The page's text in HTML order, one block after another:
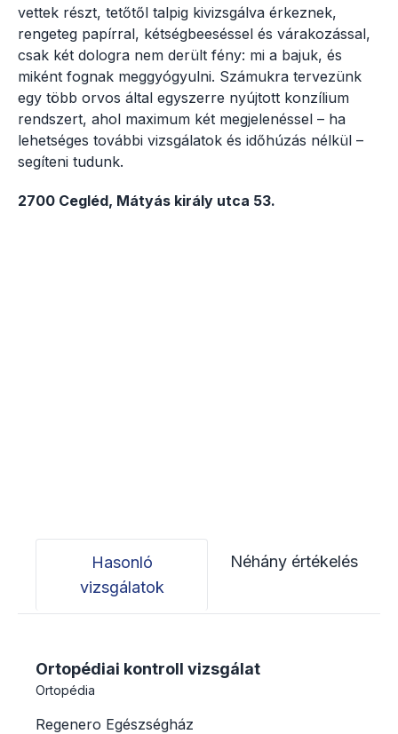
vettek részt, tetőtől talpig kivizsgálva érkeznek,
rengeteg papírral, kétségbeeséssel és várakozással,
csak két dologra nem derült fény: mi a bajuk, és
miként fognak meggyógyulni. Számukra tervezünk
egy több orvos által egyszerre nyújtott konzílium
rendszert, ahol maximum két megjelenéssel – ha
lehetséges további vizsgálatok és időhúzás nélkül –
segíteni tudunk.
2700 Cegléd, Mátyás király utca 53.
Hasonló
vizsgálatok
Néhány értékelés
Ortopédiai kontroll vizsgálat
Ortopédia
Regenero Egészségház